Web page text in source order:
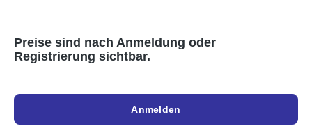
Preise sind nach Anmeldung oder
Registrierung sichtbar.
Anmelden